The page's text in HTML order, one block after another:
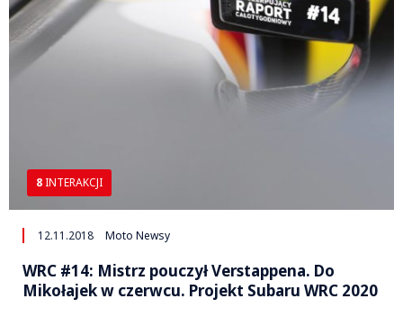
8 INTERAKCJI
12.11.2018 Moto Newsy
WRC #14: Mistrz pouczył Verstappena. Do
Mikołajek w czerwcu. Projekt Subaru WRC 2020